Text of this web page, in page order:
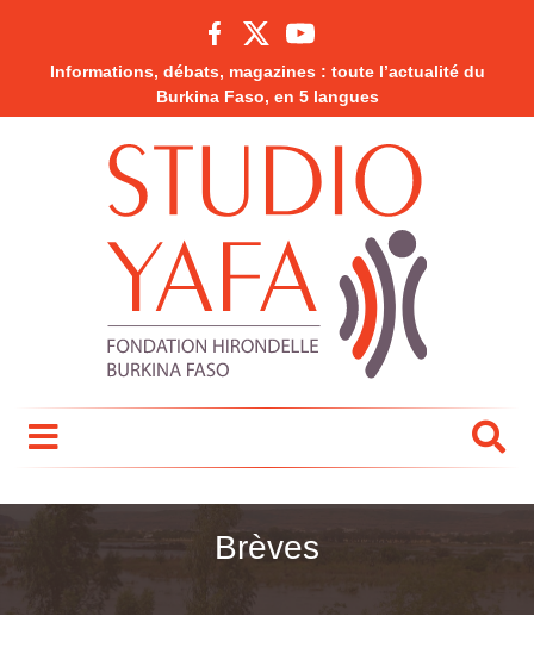
Informations, débats, magazines : toute l’actualité du
Burkina Faso, en 5 langues
Brèves